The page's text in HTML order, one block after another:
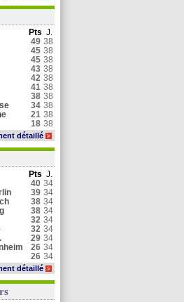
Pts J.
49 38
45 38
45 38
43 38
42 38
41 38
38 38
34 38
21 38
18 38
détaillé >
Pts J.
40 34
39 34
38 34
38 34
32 34
32 34
29 34
26 34
26 34
détaillé >